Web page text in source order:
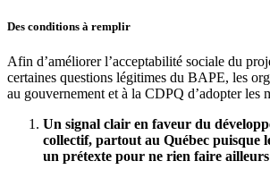
Des conditions à remplir
Afin d’améliorer l’acceptabilité sociale du
certaines questions légitimes du BAPE, les
au gouvernement et à la CDPQ d’adopter les
Un signal clair en faveur du
collectif, partout au Québec puisque
un prétexte pour ne rien faire